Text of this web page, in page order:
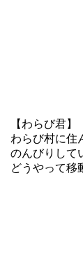
【わらび君】
わらび村に住
のんびりして
どうやって移